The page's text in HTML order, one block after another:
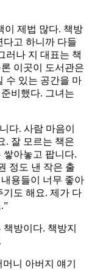
이 제법 많다. 책방
다고 하니까 다들
러나 지 대표는 책
이곳이 도서관은
수 있는 공간을 마
비했다. 그녀는
다. 사람 마음이
. 잘 모르는 책은
쌓아놓고 팝니다.
정도 낸 작은 출
용들이 너무 좋아
기도 해요. 제가 다
방이다. 책방지
니 아버지 얘기